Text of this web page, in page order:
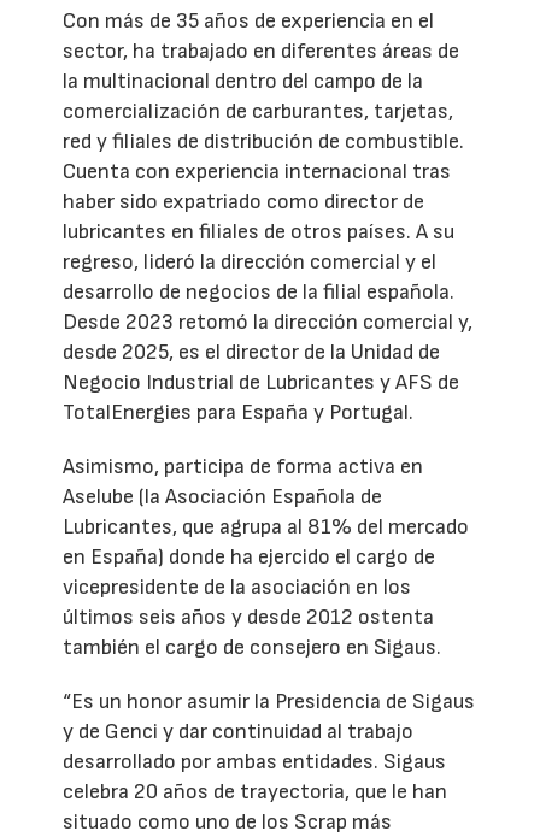
Con más de 35 años de experiencia en el
sector, ha trabajado en diferentes áreas de
la multinacional dentro del campo de la
comercialización de carburantes, tarjetas,
red y filiales de distribución de combustible.
Cuenta con experiencia internacional tras
haber sido expatriado como director de
lubricantes en filiales de otros países. A su
regreso, lideró la dirección comercial y el
desarrollo de negocios de la filial española.
Desde 2023 retomó la dirección comercial y,
desde 2025, es el director de la Unidad de
Negocio Industrial de Lubricantes y AFS de
TotalEnergies para España y Portugal.
Asimismo, participa de forma activa en
Aselube (la Asociación Española de
Lubricantes, que agrupa al 81% del mercado
en España) donde ha ejercido el cargo de
vicepresidente de la asociación en los
últimos seis años y desde 2012 ostenta
también el cargo de consejero en Sigaus.
“Es un honor asumir la Presidencia de Sigaus
y de Genci y dar continuidad al trabajo
desarrollado por ambas entidades. Sigaus
celebra 20 años de trayectoria, que le han
situado como uno de los Scrap más